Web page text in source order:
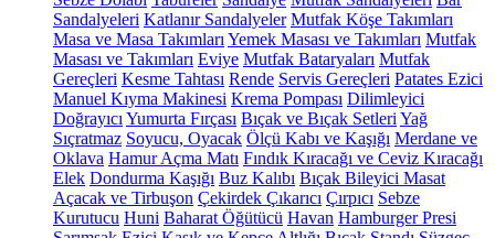
Sandalyeleri Katlanır Sandalyeler Mutfak Köşe Takımları
Masa ve Masa Takımları Yemek Masası ve Takımları Mutfak
Masası ve Takımları Eviye Mutfak Bataryaları Mutfak
Gereçleri Kesme Tahtası Rende Servis Gereçleri Patates Ezici
Manuel Kıyma Makinesi Krema Pompası Dilimleyici
Doğrayıcı Yumurta Fırçası Bıçak ve Bıçak Setleri Yağ
Sıçratmaz Soyucu, Oyacak Ölçü Kabı ve Kaşığı Merdane ve
Oklava Hamur Açma Matı Fındık Kıracağı ve Ceviz Kıracağı
Elek Dondurma Kaşığı Buz Kalıbı Bıçak Bileyici Masat
Açacak ve Tirbuşon Çekirdek Çıkarıcı Çırpıcı Sebze
Kurutucu Huni Baharat Öğütücü Havan Hamburger Presi